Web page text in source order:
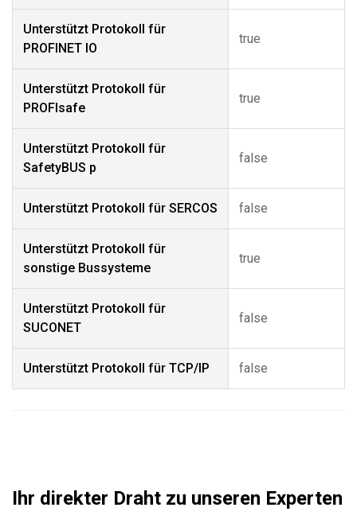
Unterstützt Protokoll für
PROFINET IO
true
Unterstützt Protokoll für
PROFIsafe
true
Unterstützt Protokoll für
SafetyBUS p
false
Unterstützt Protokoll für SERCOS false
Unterstützt Protokoll für
sonstige Bussysteme
true
Unterstützt Protokoll für
SUCONET
false
Unterstützt Protokoll für TCP/IP false
Ihr direkter Draht zu unseren Experten